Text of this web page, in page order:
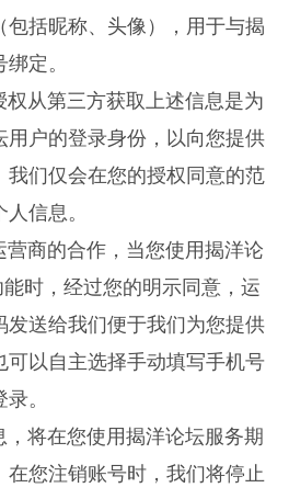
包括昵称、头像），用于与揭
定。
从第三方获取上述信息是为
用户的登录身份，以向您提供
我们仅会在您的授权同意的范
信息。
商的合作，当您使用揭洋论
时，经过您的明示同意，运
发送给我们便于我们为您提供
可以自主选择手动填写手机号
。
将在您使用揭洋论坛服务期
在您注销账号时，我们将停止